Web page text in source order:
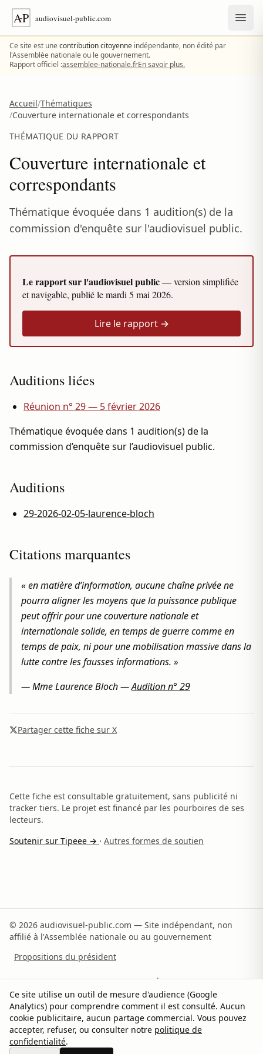
Aller au contenu
Ce site est unecontribution citoyenne indépendante, non édité par
l'Assemblée nationale ou le gouvernement.
Rapport officiel :assemblee-nationale.frEn savoir plus.
Accueil/Thématiques
/Couverture internationale et correspondants
THÉMATIQUE DU RAPPORT
Couverture internationale et
correspondants
Thématique évoquée dans 1 audition(s) de la
commission d'enquête sur l'audiovisuel public.
Le rapport sur l'audiovisuel public— version simplifiée
et navigable, publié lemardi 5 mai 2026.
Lire le rapport →
Auditions liées
Réunion n° 29 — 5 février 2026
Thématique évoquée dans 1 audition(s) de la
commission d’enquête sur l’audiovisuel public.
Auditions
29-2026-02-05-laurence-bloch
Citations marquantes
« en matière d’information, aucune chaîne privée ne
pourra aligner les moyens que la puissance publique
peut offrir pour une couverture nationale et
internationale solide, en temps de guerre comme en
temps de paix, ni pour une mobilisation massive dans la
lutte contre les fausses informations. »
—Mme Laurence Bloch—Audition n° 29
Partager cette fiche sur X
Cette fiche est consultable gratuitement, sans publicité ni
tracker tiers. Le projet est financé par les pourboires de ses
lecteurs.
Soutenir sur Tipeee → · Autres formes de soutien
© 2026 audiovisuel-public.com — Site indépendant, non
affilié à l'Assemblée nationale ou au gouvernement
Propositions du président
Recommandations du rapporteur À propos
Méthodologie Sources Contact Soutenir
Confidentialité Gérer les cookies
Ce site utilise un outil de mesure d'audience (Google
Analytics) pour comprendre comment il est consulté. Aucun
cookie publicitaire, aucun partage commercial. Vous pouvez
accepter, refuser, ou consulter notre politique de
confidentialité.